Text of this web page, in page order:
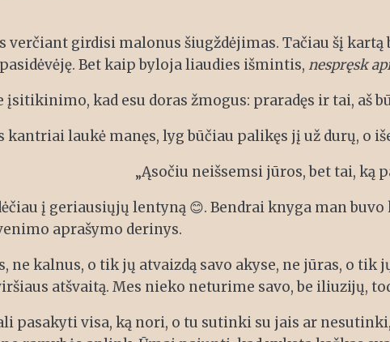
girdisi malonus šiugždėjimas. Tačiau šį kartą
Bet kaip byloja liaudies išmintis, nespręsk
įsitikinimo, kad esu doras žmogus: praradęs ir tai, aš
kantriai laukė manęs, lyg būčiau palikęs jį už durų, o
„Ąsočiu neišsemsi jūros, bet tai, ką
į geriausiųjų lentyną 😊. Bendrai knyga man buvo
aprašymo derinys.
ne kalnus, o tik jų atvaizdą savo akyse, ne jūras, o tik
atšvaitą. Mes nieko neturime savo, be iliuzijų,
pasakyti visa, ką nori, o tu sutinki su jais ar